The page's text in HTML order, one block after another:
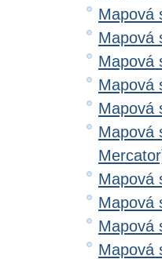
Mapová
Mapová
Mapová
Mapová
Mapová
Mapová
Mapová
Mapová
Mapová
Mapová